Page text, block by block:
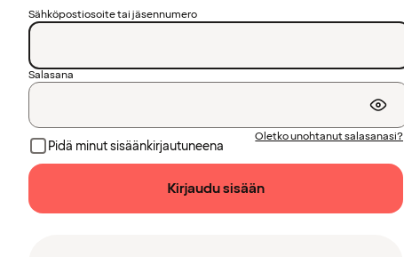
Sähköpostiosoite tai jäsennumero
Salasana
Pidä minut sisäänkirjautuneena
Oletko unohtanut salasanasi?
Kirjaudu sisään